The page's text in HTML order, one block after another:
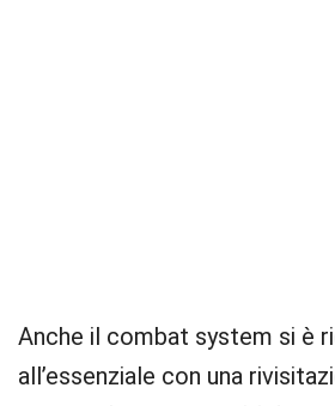
Anche il combat system si è
all’essenziale con una